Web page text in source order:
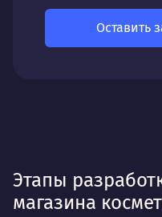
Оставить
Этапы
магазина